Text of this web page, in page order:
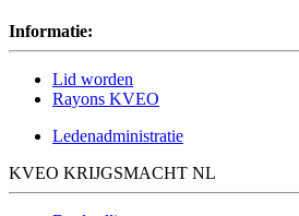
Informatie:
Lid worden
Rayons KVEO
Ledenadministratie
KVEO KRIJGSMACHT NL